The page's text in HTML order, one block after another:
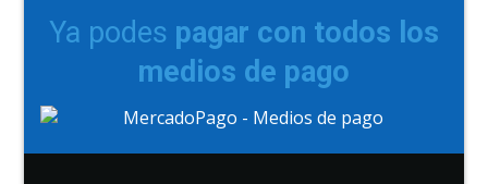
Ya podes pagar con todos los
medios de pago